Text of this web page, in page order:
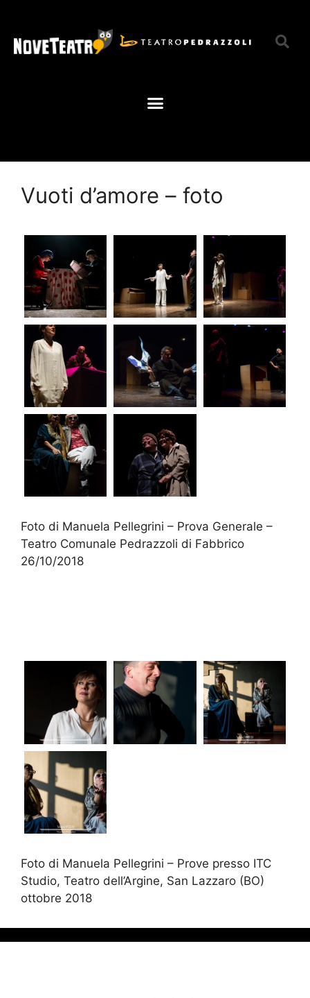
Vuoti d’amore – foto
Foto di Manuela Pellegrini – Prova Generale –
Teatro Comunale Pedrazzoli di Fabbrico
26/10/2018
Foto di Manuela Pellegrini – Prove presso ITC
Studio, Teatro dell’Argine, San Lazzaro (BO)
ottobre 2018